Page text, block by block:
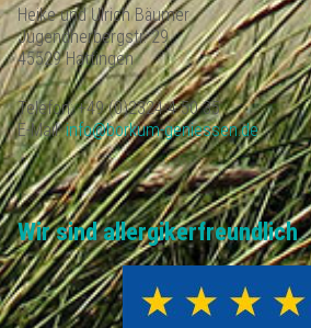
Heike und Ulrich Bäumer
Jugendherbergstr. 29
45529 Hattingen
Telefon: +49 (0)2324 4 50 35
E-Mail:info@borkum-geniessen.de
Wir sind allergikerfreundlich